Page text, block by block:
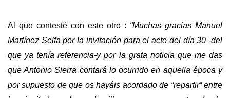
Al que contesté con este otro : “Muchas gracias Manuel
Martínez Selfa por la invitación para el acto del día 30 -del
que ya tenía referencia-y por la grata noticia que me das
que Antonio Sierra contará lo ocurrido en aquella época y
por supuesto de que os hayáis acordado de “repartir“ entre